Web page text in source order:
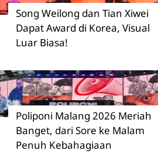
Song Weilong dan Tian Xiwei
Dapat Award di Korea, Visual
Luar Biasa!
Poliponi Malang 2026 Meriah
Banget, dari Sore ke Malam
Penuh Kebahagiaan